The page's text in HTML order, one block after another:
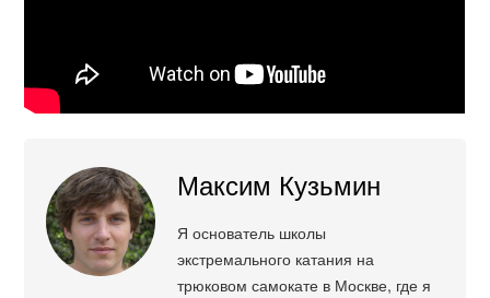
Максим Кузьмин
Я основатель школы
экстремального катания на
трюковом самокате в Москве, где я